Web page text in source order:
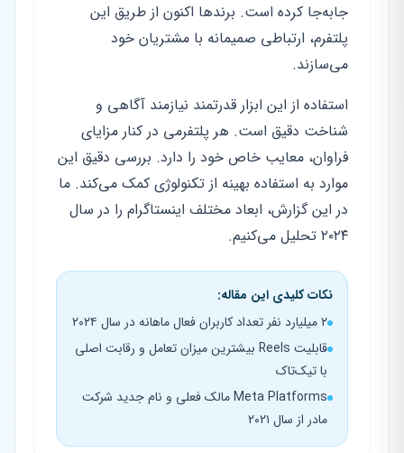
جابه‌جا کرده است. برندها اکنون از طریق این
پلتفرم، ارتباطی صمیمانه با مشتریان خود
می‌سازند.
استفاده از این ابزار قدرتمند نیازمند آگاهی و
شناخت دقیق است. هر پلتفرمی در کنار مزایای
فراوان، معایب خاص خود را دارد. بررسی دقیق این
موارد به استفاده بهینه از تکنولوژی کمک می‌کند. ما
در این گزارش، ابعاد مختلف اینستاگرام را در سال
۲۰۲۴ تحلیل می‌کنیم.
نکات کلیدی این مقاله:
۲ میلیارد نفر تعداد کاربران فعال ماهانه در سال ۲۰۲۴
قابلیت Reels بیشترین میزان تعامل و رقابت اصلی
با تیک‌تاک
Meta Platforms مالک فعلی و نام جدید شرکت
مادر از سال ۲۰۲۱